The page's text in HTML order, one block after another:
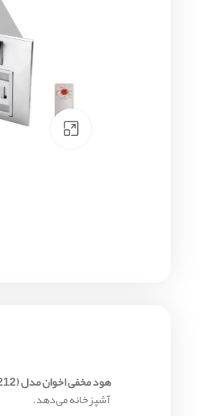
to enlarge
هود مخفی اخوان مدل H64-TCS-MF(H212)
آشپزخانه می‌دهد.